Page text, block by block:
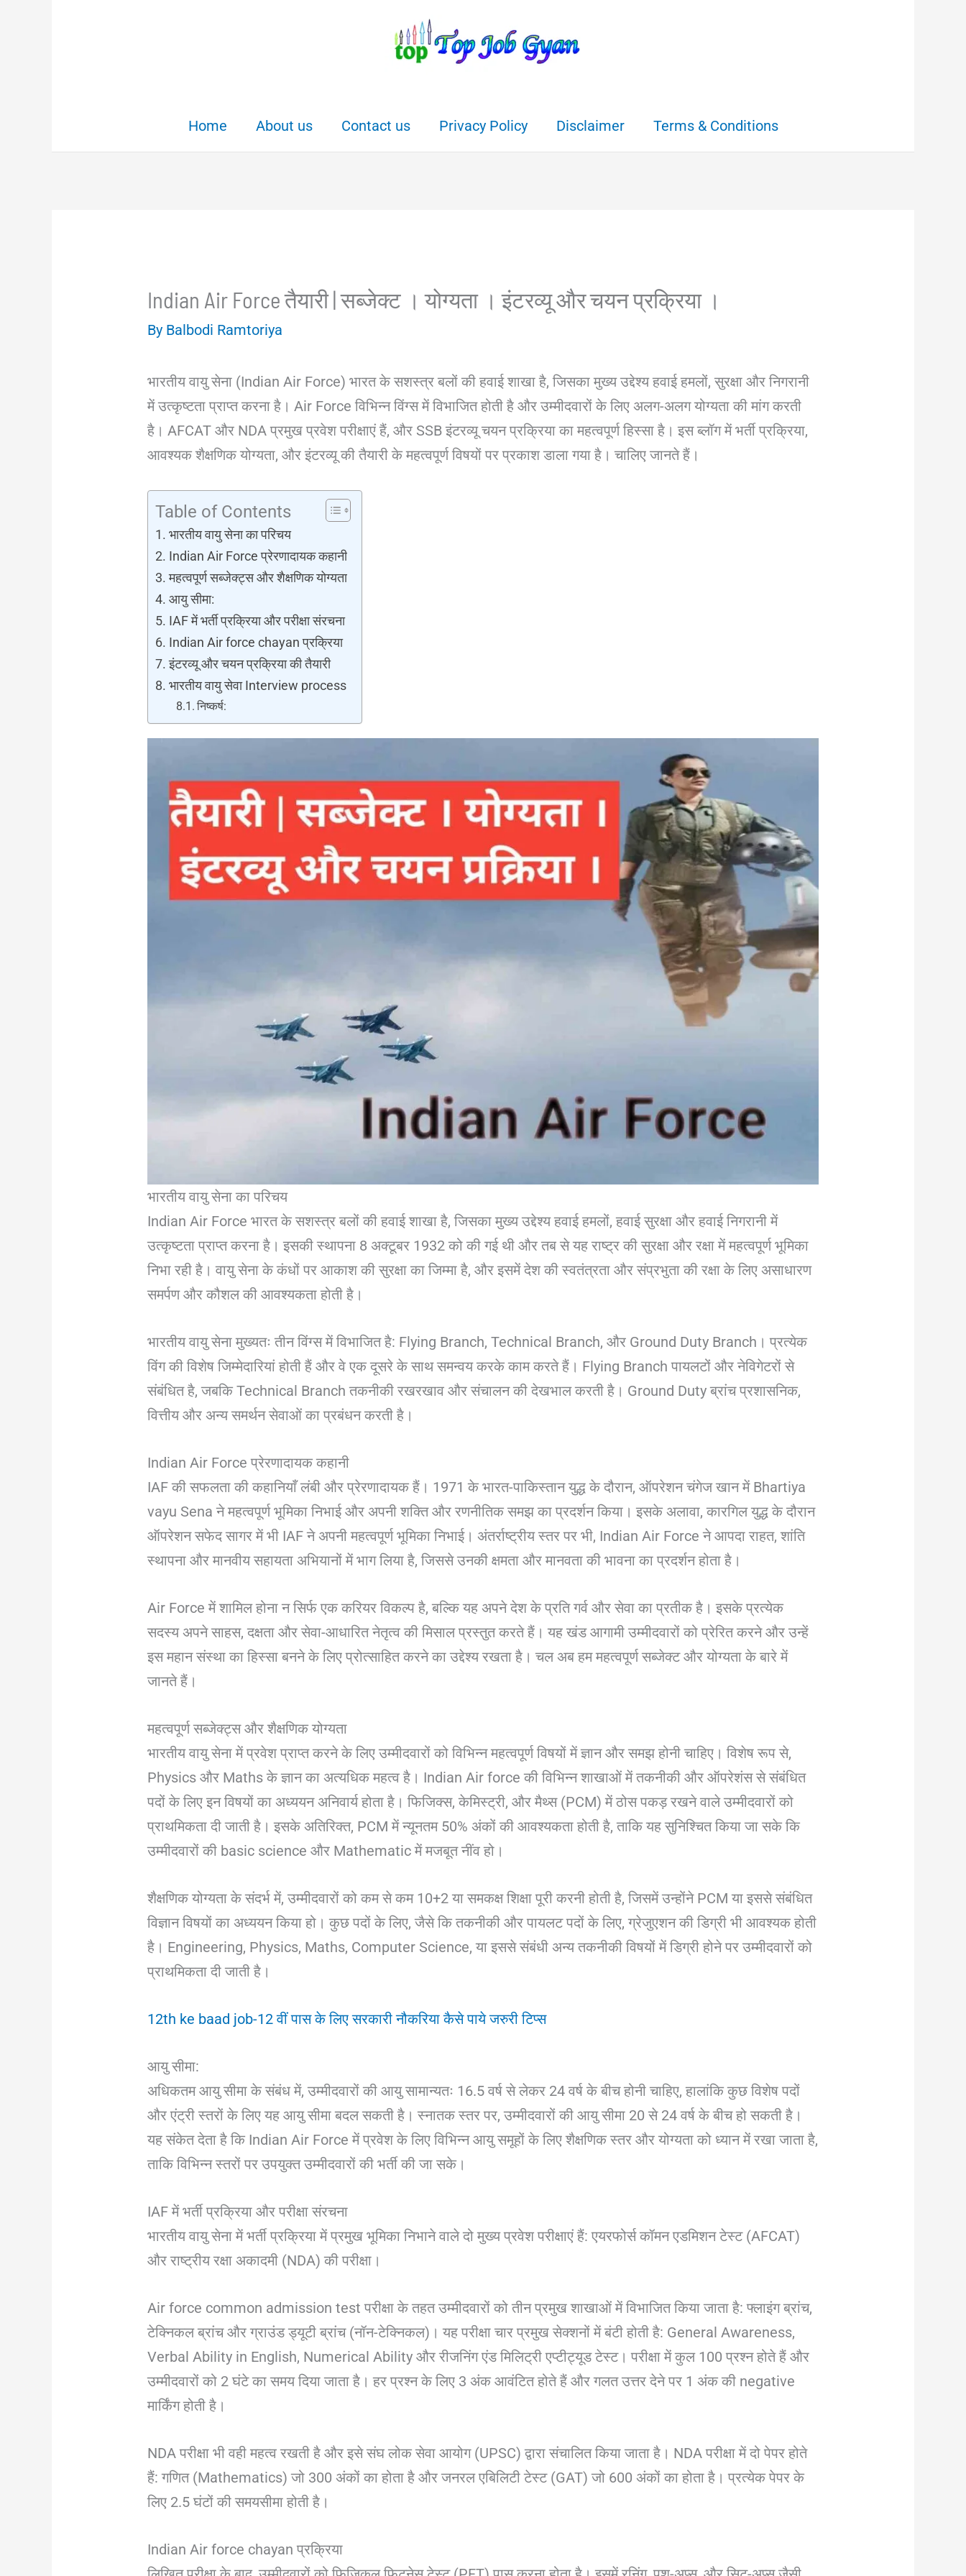
Home About us Contact us Privacy Policy Disclaimer Terms & Conditions
Indian Air Force तैयारी | सब्जेक्ट । योग्यता । इंटरव्यू और चयन प्रक्रिया ।
By Balbodi Ramtoriya
भारतीय वायु सेना (Indian Air Force) भारत के सशस्त्र बलों की हवाई शाखा है, जिसका मुख्य उद्देश्य हवाई हमलों, सुरक्षा और निगरानी
में उत्कृष्टता प्राप्त करना है। Air Force विभिन्न विंग्स में विभाजित होती है और उम्मीदवारों के लिए अलग-अलग योग्यता की मांग करती
है। AFCAT और NDA प्रमुख प्रवेश परीक्षाएं हैं, और SSB इंटरव्यू चयन प्रक्रिया का महत्वपूर्ण हिस्सा है। इस ब्लॉग में भर्ती प्रक्रिया,
आवश्यक शैक्षणिक योग्यता, और इंटरव्यू की तैयारी के महत्वपूर्ण विषयों पर प्रकाश डाला गया है। चालिए जानते हैं।
Table of Contents
भारतीय वायु सेना का परिचय
Indian Air Force प्रेरणादायक कहानी
महत्वपूर्ण सब्जेक्ट्स और शैक्षणिक योग्यता
आयु सीमा:
IAF में भर्ती प्रक्रिया और परीक्षा संरचना
Indian Air force chayan प्रक्रिया
इंटरव्यू और चयन प्रक्रिया की तैयारी
भारतीय वायु सेवा Interview process
निष्कर्ष:
भारतीय वायु सेना का परिचय
Indian Air Force भारत के सशस्त्र बलों की हवाई शाखा है, जिसका मुख्य उद्देश्य हवाई हमलों, हवाई सुरक्षा और हवाई निगरानी में
उत्कृष्टता प्राप्त करना है। इसकी स्थापना 8 अक्टूबर 1932 को की गई थी और तब से यह राष्ट्र की सुरक्षा और रक्षा में महत्वपूर्ण भूमिका
निभा रही है। वायु सेना के कंधों पर आकाश की सुरक्षा का जिम्मा है, और इसमें देश की स्वतंत्रता और संप्रभुता की रक्षा के लिए असाधारण
समर्पण और कौशल की आवश्यकता होती है।
भारतीय वायु सेना मुख्यतः तीन विंग्स में विभाजित है: Flying Branch, Technical Branch, और Ground Duty Branch। प्रत्येक
विंग की विशेष जिम्मेदारियां होती हैं और वे एक दूसरे के साथ समन्वय करके काम करते हैं। Flying Branch पायलटों और नेविगेटरों से
संबंधित है, जबकि Technical Branch तकनीकी रखरखाव और संचालन की देखभाल करती है। Ground Duty ब्रांच प्रशासनिक,
वित्तीय और अन्य समर्थन सेवाओं का प्रबंधन करती है।
Indian Air Force प्रेरणादायक कहानी
IAF की सफलता की कहानियाँ लंबी और प्रेरणादायक हैं। 1971 के भारत-पाकिस्तान युद्ध के दौरान, ऑपरेशन चंगेज खान में Bhartiya
vayu Sena ने महत्वपूर्ण भूमिका निभाई और अपनी शक्ति और रणनीतिक समझ का प्रदर्शन किया। इसके अलावा, कारगिल युद्ध के दौरान
ऑपरेशन सफेद सागर में भी IAF ने अपनी महत्वपूर्ण भूमिका निभाई। अंतर्राष्ट्रीय स्तर पर भी, Indian Air Force ने आपदा राहत, शांति
स्थापना और मानवीय सहायता अभियानों में भाग लिया है, जिससे उनकी क्षमता और मानवता की भावना का प्रदर्शन होता है।
Air Force में शामिल होना न सिर्फ एक करियर विकल्प है, बल्कि यह अपने देश के प्रति गर्व और सेवा का प्रतीक है। इसके प्रत्येक
सदस्य अपने साहस, दक्षता और सेवा-आधारित नेतृत्व की मिसाल प्रस्तुत करते हैं। यह खंड आगामी उम्मीदवारों को प्रेरित करने और उन्हें
इस महान संस्था का हिस्सा बनने के लिए प्रोत्साहित करने का उद्देश्य रखता है। चल अब हम महत्वपूर्ण सब्जेक्ट और योग्यता के बारे में
जानते हैं।
महत्वपूर्ण सब्जेक्ट्स और शैक्षणिक योग्यता
भारतीय वायु सेना में प्रवेश प्राप्त करने के लिए उम्मीदवारों को विभिन्न महत्वपूर्ण विषयों में ज्ञान और समझ होनी चाहिए। विशेष रूप से,
Physics और Maths के ज्ञान का अत्यधिक महत्व है। Indian Air force की विभिन्न शाखाओं में तकनीकी और ऑपरेशंस से संबंधित
पदों के लिए इन विषयों का अध्ययन अनिवार्य होता है। फिजिक्स, केमिस्ट्री, और मैथ्स (PCM) में ठोस पकड़ रखने वाले उम्मीदवारों को
प्राथमिकता दी जाती है। इसके अतिरिक्त, PCM में न्यूनतम 50% अंकों की आवश्यकता होती है, ताकि यह सुनिश्चित किया जा सके कि
उम्मीदवारों की basic science और Mathematic में मजबूत नींव हो।
शैक्षणिक योग्यता के संदर्भ में, उम्मीदवारों को कम से कम 10+2 या समकक्ष शिक्षा पूरी करनी होती है, जिसमें उन्होंने PCM या इससे संबंधित
विज्ञान विषयों का अध्ययन किया हो। कुछ पदों के लिए, जैसे कि तकनीकी और पायलट पदों के लिए, ग्रेजुएशन की डिग्री भी आवश्यक होती
है। Engineering, Physics, Maths, Computer Science, या इससे संबंधी अन्य तकनीकी विषयों में डिग्री होने पर उम्मीदवारों को
प्राथमिकता दी जाती है।
12th ke baad job-12 वीं पास के लिए सरकारी नौकरिया कैसे पाये जरुरी टिप्स
आयु सीमा:
अधिकतम आयु सीमा के संबंध में, उम्मीदवारों की आयु सामान्यतः 16.5 वर्ष से लेकर 24 वर्ष के बीच होनी चाहिए, हालांकि कुछ विशेष पदों
और एंट्री स्तरों के लिए यह आयु सीमा बदल सकती है। स्नातक स्तर पर, उम्मीदवारों की आयु सीमा 20 से 24 वर्ष के बीच हो सकती है।
यह संकेत देता है कि Indian Air Force में प्रवेश के लिए विभिन्न आयु समूहों के लिए शैक्षणिक स्तर और योग्यता को ध्यान में रखा जाता है,
ताकि विभिन्न स्तरों पर उपयुक्त उम्मीदवारों की भर्ती की जा सके।
IAF में भर्ती प्रक्रिया और परीक्षा संरचना
भारतीय वायु सेना में भर्ती प्रक्रिया में प्रमुख भूमिका निभाने वाले दो मुख्य प्रवेश परीक्षाएं हैं: एयरफोर्स कॉमन एडमिशन टेस्ट (AFCAT)
और राष्ट्रीय रक्षा अकादमी (NDA) की परीक्षा।
Air force common admission test परीक्षा के तहत उम्मीदवारों को तीन प्रमुख शाखाओं में विभाजित किया जाता है: फ्लाइंग ब्रांच,
टेक्निकल ब्रांच और ग्राउंड ड्यूटी ब्रांच (नॉन-टेक्निकल)। यह परीक्षा चार प्रमुख सेक्शनों में बंटी होती है: General Awareness,
Verbal Ability in English, Numerical Ability और रीजनिंग एंड मिलिट्री एप्टीट्यूड टेस्ट। परीक्षा में कुल 100 प्रश्न होते हैं और
उम्मीदवारों को 2 घंटे का समय दिया जाता है। हर प्रश्न के लिए 3 अंक आवंटित होते हैं और गलत उत्तर देने पर 1 अंक की negative
मार्किंग होती है।
NDA परीक्षा भी वही महत्व रखती है और इसे संघ लोक सेवा आयोग (UPSC) द्वारा संचालित किया जाता है। NDA परीक्षा में दो पेपर होते
हैं: गणित (Mathematics) जो 300 अंकों का होता है और जनरल एबिलिटी टेस्ट (GAT) जो 600 अंकों का होता है। प्रत्येक पेपर के
लिए 2.5 घंटों की समयसीमा होती है।
Indian Air force chayan प्रक्रिया